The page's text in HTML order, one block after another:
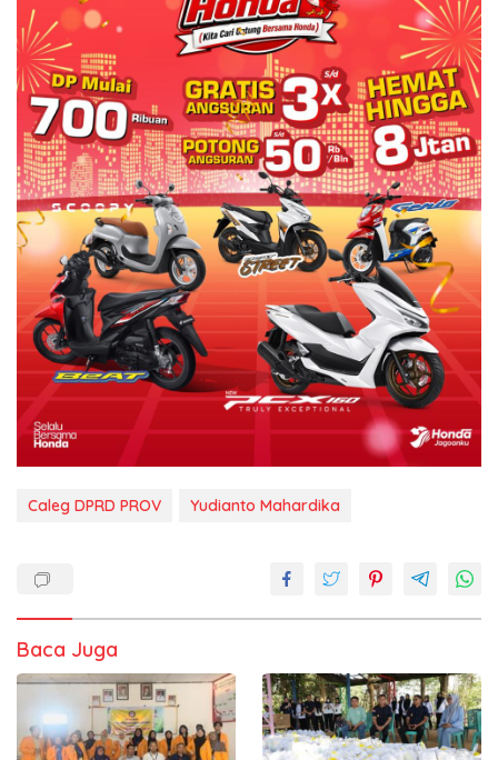
Caleg DPRD PROV Yudianto Mahardika
Baca Juga